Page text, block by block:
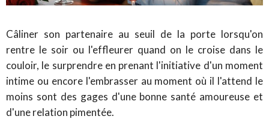
Câliner son partenaire au seuil de la porte lorsqu'on
rentre le soir ou l'effleurer quand on le croise dans le
couloir, le surprendre en prenant l'initiative d'un moment
intime ou encore l'embrasser au moment où il l'attend le
moins sont des gages d'une bonne santé amoureuse et
d'une relation pimentée.